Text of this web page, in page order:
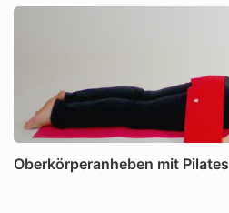
Oberkörperanheben mit